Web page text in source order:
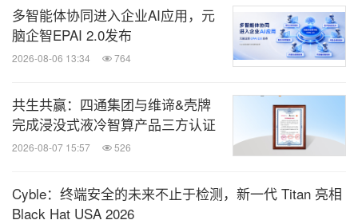
多智能体协同进入企业AI应用，元
脑企智EPAI 2.0发布
2026-08-06 13:34 764
共生共赢：四通集团与维谛&壳牌
完成浸没式液冷智算产品三方认证
2026-08-07 15:57 526
Cyble：终端安全的未来不止于检测，新一代 Titan 亮相
Black Hat USA 2026